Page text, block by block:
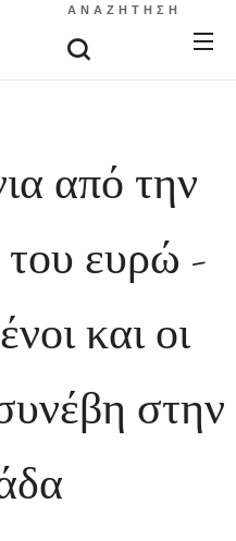
ΑΝΑΖΉΤΗΣΗ
από την
ευρώ -
και οι
στην